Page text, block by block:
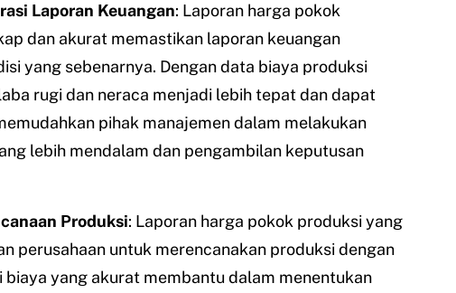
Laporan Keuangan: Laporan harga pokok
dan akurat memastikan laporan keuangan
yang sebenarnya. Dengan data biaya produksi
rugi dan neraca menjadi lebih tepat dan dapat
pihak manajemen dalam melakukan
lebih mendalam dan pengambilan keputusan
Produksi: Laporan harga pokok produksi yang
perusahaan untuk merencanakan produksi dengan
biaya yang akurat membantu dalam menentukan